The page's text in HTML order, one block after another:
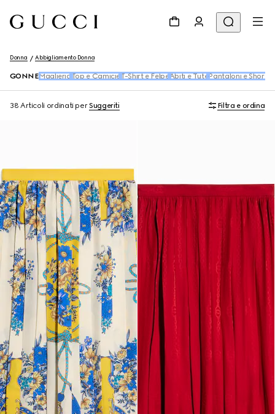
Donna Abbigliamento Donna
GONNE Maglieria Top e Camicie T-Shirt e Felpe Abiti e TutePantaloni e Shorts
38 Articoli ordinati perSuggeriti Filtra e ordina